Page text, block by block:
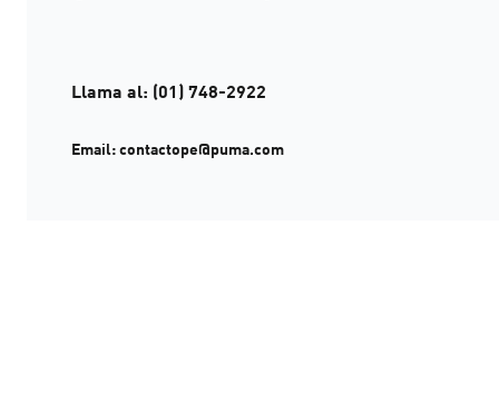
Llama al: (01) 748-2922
Email:contactope@puma.com